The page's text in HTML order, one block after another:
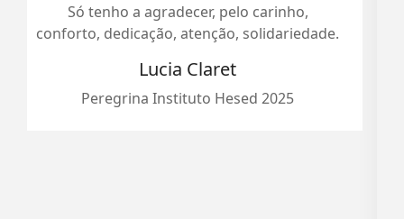
carinho,
Foi tudo maravilhoso. Muito
início ao fim. Ithamara muito
novo. Espero que tenha sido a
muitas peregrinações.